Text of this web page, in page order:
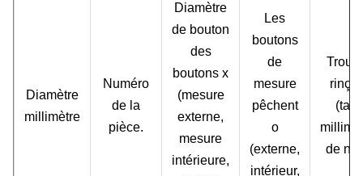
Diamètre
millimètre
Numéro
de la
pièce.
Diamètre
de bouton
des
boutons x
(mesure
externe,
mesure
intérieure,
Les
boutons
de
mesure
pêchent
o
(externe,
intérieur,
Trous
de